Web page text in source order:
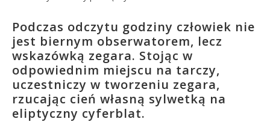
Podczas odczytu godziny człowiek nie
jest biernym obserwatorem, lecz
wskazówką zegara. Stojąc w
odpowiednim miejscu na tarczy,
uczestniczy w tworzeniu zegara,
rzucając cień własną sylwetką na
eliptyczny cyferblat.